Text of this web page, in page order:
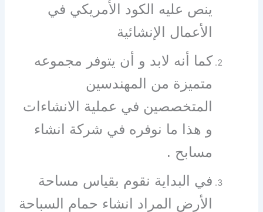
ينص عليه الكود الأمريكي في
الأعمال الإنشائية
كما أنه لابد و أن يتوفر مجموعه
متميزة من المهندسين
المتخصصين في عملية الانشاءات
و هذا ما نوفره في شركة انشاء
مسابح .
في البداية نقوم بقياس مساحة
الأرض المراد انشاء حمام السباحة